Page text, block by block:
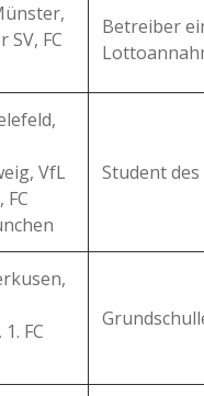
SV, FC
Betreiber
VfL
Student
FC